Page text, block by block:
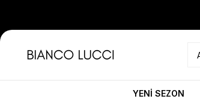
YENİ SEZON